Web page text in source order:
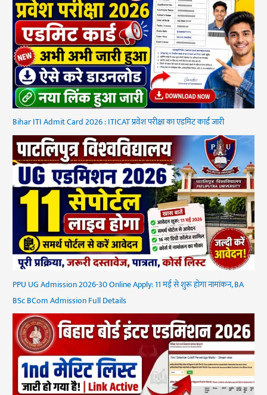
Bihar ITI Admit Card 2026 : ITICAT प्रवेश परीक्षा का एडमिट कार्ड जारी
PPU UG Admission 2026-30 Online Apply: 11 मई से शुरू होगा नामांकन, BA
BSc BCom Admission Full Details